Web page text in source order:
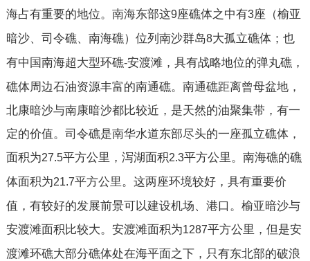
海占有重要的地位。南海东部这9座礁体之中有3座（榆亚
暗沙、司令礁、南海礁）位列南沙群岛8大孤立礁体；也
有中国南海超大型环礁-安渡滩，具有战略地位的弹丸礁，
礁体周边石油资源丰富的南通礁。南通礁距离曾母盆地，
北康暗沙与南康暗沙都比较近，是天然的油聚集带，有一
定的价值。司令礁是南华水道东部尽头的一座孤立礁体，
面积为27.5平方公里，泻湖面积2.3平方公里。南海礁的礁
体面积为21.7平方公里。这两座环境较好，具有重要价
值，有较好的发展前景可以建设机场、港口。榆亚暗沙与
安渡滩面积比较大。安渡滩面积为1287平方公里，但是安
渡滩环礁大部分礁体处在海平面之下，只有东北部的破浪